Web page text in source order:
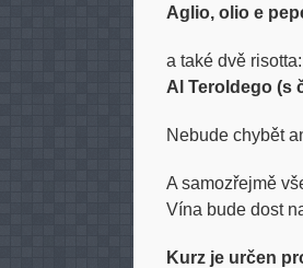
Aglio, olio e
a také dvě risotta:
Al Teroldego (s
Nebude chybět
A samozřejmě
Vína bude dost
Kurz je určen